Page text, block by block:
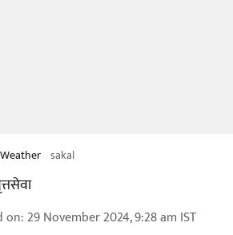
sakal
on: 29 November 2024, 9:28 am IST